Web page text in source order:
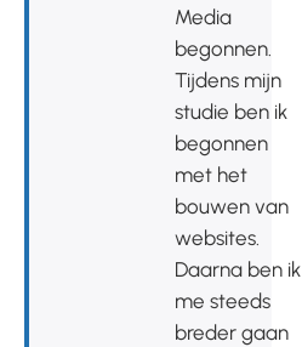
Media
begonnen.
Tijdens mijn
studie ben ik
begonnen
met het
bouwen van
websites.
Daarna ben ik
me steeds
breder gaan